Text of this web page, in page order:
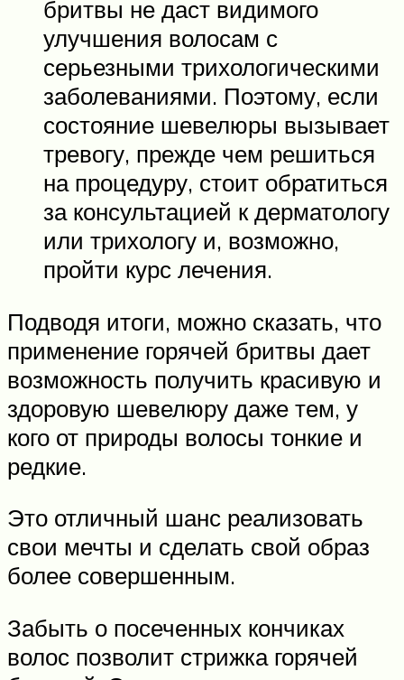
бритвы не даст видимого
улучшения волосам с
серьезными трихологическими
заболеваниями. Поэтому, если
состояние шевелюры вызывает
тревогу, прежде чем решиться
на процедуру, стоит обратиться
за консультацией к дерматологу
или трихологу и, возможно,
пройти курс лечения.
Подводя итоги, можно сказать, что
применение горячей бритвы дает
возможность получить красивую и
здоровую шевелюру даже тем, у
кого от природы волосы тонкие и
редкие.
Это отличный шанс реализовать
свои мечты и сделать свой образ
более совершенным.
Забыть о посеченных кончиках
волос позволит стрижка горячей